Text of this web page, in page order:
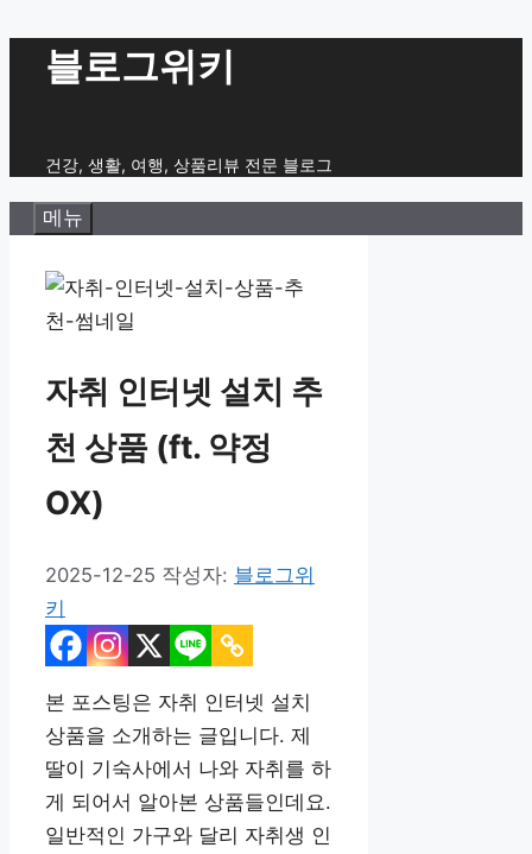
블로그위키
건강, 생활, 여행, 상품리뷰 전문 블로그
메뉴
자취 인터넷 설치 추
천 상품 (ft. 약정
OX)
2025-12-25 작성자: 블로그위
키
본 포스팅은 자취 인터넷 설치
상품을 소개하는 글입니다. 제
딸이 기숙사에서 나와 자취를 하
게 되어서 알아본 상품들인데요.
일반적인 가구와 달리 자취생 인